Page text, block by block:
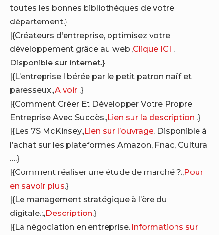
toutes les bonnes bibliothèques de votre
département.}
|{Créateurs d’entreprise, optimisez votre
développement grâce au web.,Clique ICI .
Disponible sur internet.}
|{L’entreprise libérée par le petit patron naïf et
paresseux.,A voir .}
|{Comment Créer Et Développer Votre Propre
Entreprise Avec Succès.,Lien sur la description .}
|{Les 7S McKinsey.,Lien sur l’ouvrage. Disponible à
l’achat sur les plateformes Amazon, Fnac, Cultura
….}
|{Comment réaliser une étude de marché ?.,Pour
en savoir plus.}
|{Le management stratégique à l’ère du
digitale.:.,Description.}
|{La négociation en entreprise.,Informations sur